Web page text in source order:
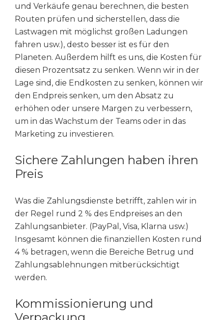
und Verkäufe genau berechnen, die besten
Routen prüfen und sicherstellen, dass die
Lastwagen mit möglichst großen Ladungen
fahren usw.), desto besser ist es für den
Planeten. Außerdem hilft es uns, die Kosten für
diesen Prozentsatz zu senken. Wenn wir in der
Lage sind, die Endkosten zu senken, können wir
den Endpreis senken, um den Absatz zu
erhöhen oder unsere Margen zu verbessern,
um in das Wachstum der Teams oder in das
Marketing zu investieren.
Sichere Zahlungen haben ihren
Preis
Was die Zahlungsdienste betrifft, zahlen wir in
der Regel rund 2 % des Endpreises an den
Zahlungsanbieter. (PayPal, Visa, Klarna usw.)
Insgesamt können die finanziellen Kosten rund
4 % betragen, wenn die Bereiche Betrug und
Zahlungsablehnungen mitberücksichtigt
werden.
Kommissionierung und